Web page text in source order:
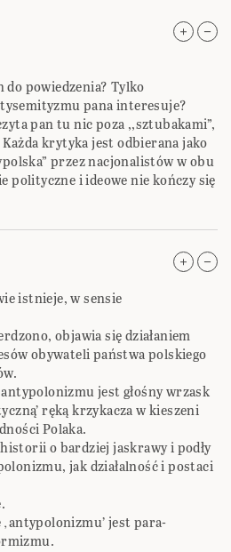
do powiedzenia? Tylko
pana interesuje?
pan tu nic poza ,,sztubakami”,
krytyka jest odbierana jako
przez nacjonalistów w obu
polityczne i ideowe nie kończy się
istnieje, w sensie
objawia się działaniem
obywateli państwa polskiego
jest głośny wrzask
ręką krzykacza w kieszeni
Polaka.
o bardziej jaskrawy i podły
jak działalność i postaci
jest para-